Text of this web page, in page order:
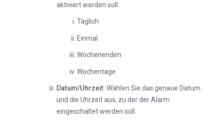
aktiviert werden soll:
Täglich
Einmal
Wochenenden
Wochentage
Datum/Uhrzeit: Wählen Sie das genaue Datum
und die Uhrzeit aus, zu der der Alarm
eingeschaltet werden soll.